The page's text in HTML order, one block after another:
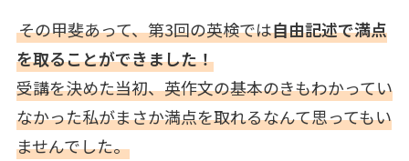
その甲斐あって、第3回の英検では自由記述で満点
を取ることができました！
受講を決めた当初、英作文の基本のきもわかってい
なかった私がまさか満点を取れるなんて思ってもい
ませんでした。